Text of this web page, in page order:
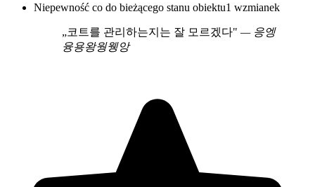
Niepewność co do bieżącego stanu obiektu1 wzmianek
„코트를 관리하는지는 잘 모르겠다" — 응엥
융용왕웡웽앙